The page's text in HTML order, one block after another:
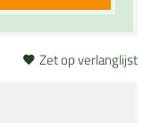
Zet op verlanglijst